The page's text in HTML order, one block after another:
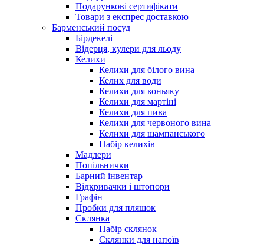
Подарункові сертифікати
Товари з експрес доставкою
Барменський посуд
Бірдекелі
Відерця, кулери для льоду
Келихи
Келихи для білого вина
Келих для води
Келихи для коньяку
Келихи для мартіні
Келихи для пива
Келихи для червоного вина
Келихи для шампанського
Набір келихів
Мадлери
Попільнички
Барний інвентар
Відкривачки і штопори
Графін
Пробки для пляшок
Склянка
Набір склянок
Склянки для напоїв